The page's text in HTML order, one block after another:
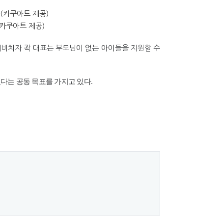
쿠아트 제공)
치자 곽 대표는 부모님이 없는 아이들을 지원할 수
는 공동 목표를 가지고 있다.